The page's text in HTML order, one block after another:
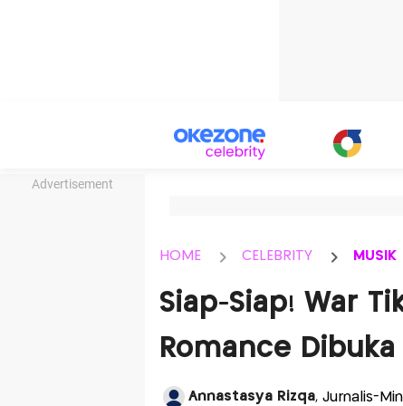
Advertisement
HOME CELEBRITY MUSIK
Siap-Siap! War
Romance
Annastasya Rizqa, Jurnalis-